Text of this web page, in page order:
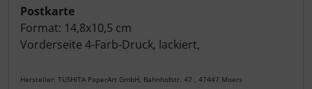
Produktbeschreibung
Postkarte
Format: 14,8x10,5 cm
Vorderseite 4-Farb-Druck, lackiert,
Hersteller: TUSHITA PaperArt GmbH, Bahnhofstr. 47 , 47447 Moers